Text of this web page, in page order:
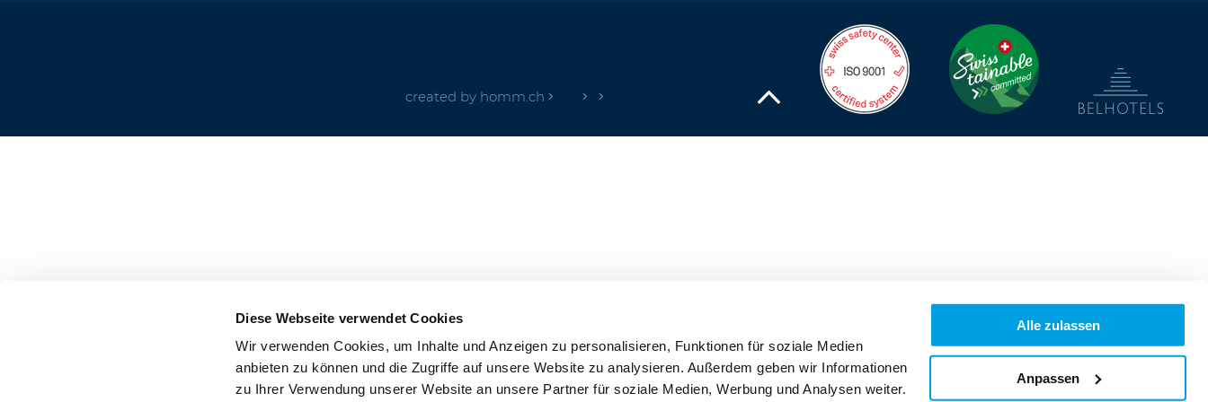
Diese Webseite verwendet Cookies
Wir verwenden Cookies, um Inhalte und Anzeigen zu personalisieren, Funktionen für soziale Medien
anbieten zu können und die Zugriffe auf unsere Website zu analysieren. Außerdem geben wir Informationen
zu Ihrer Verwendung unserer Website an unsere Partner für soziale Medien, Werbung und Analysen weiter.
Alle zulassen
Anpassen